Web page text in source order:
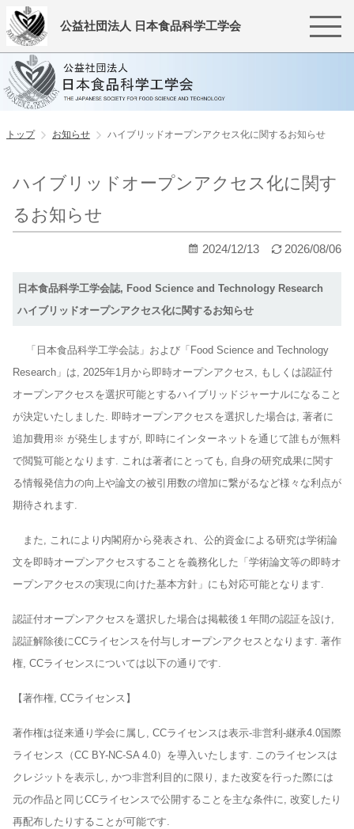
公益社団法人 日本食品科学工学会
トップ お知らせ ハイブリッドオープンアクセス化に関するお知らせ
ハイブリッドオープンアクセス化に関す
るお知らせ
2024/12/13 2026/08/06
日本食品科学工学会誌, Food Science and Technology Research
ハイブリッドオープンアクセス化に関するお知らせ
「日本食品科学工学会誌」および「Food Science and Technology
Research」は, 2025年1月から即時オープンアクセス, もしくは認証付
オープンアクセスを選択可能とするハイブリッドジャーナルになること
が決定いたしました. 即時オープンアクセスを選択した場合は, 著者に
追加費用※ が発生しますが, 即時にインターネットを通じて誰もが無料
で閲覧可能となります. これは著者にとっても, 自身の研究成果に関す
る情報発信力の向上や論文の被引用数の増加に繋がるなど様々な利点が
期待されます.
また, これにより内閣府から発表され、公的資金による研究は学術論
文を即時オープンアクセスすることを義務化した「学術論文等の即時オ
ープンアクセスの実現に向けた基本方針」にも対応可能となります.
認証付オープンアクセスを選択した場合は掲載後１年間の認証を設け,
認証解除後にCCライセンスを付与しオープンアクセスとなります. 著作
権, CCライセンスについては以下の通りです.
【著作権, CCライセンス】
著作権は従来通り学会に属し, CCライセンスは表示-非営利-継承4.0国際
ライセンス（CC BY-NC-SA 4.0）を導入いたします. このライセンスは
クレジットを表示し, かつ非営利目的に限り, また改変を行った際には
元の作品と同じCCライセンスで公開することを主な条件に, 改変したり
再配布したりすることが可能です.